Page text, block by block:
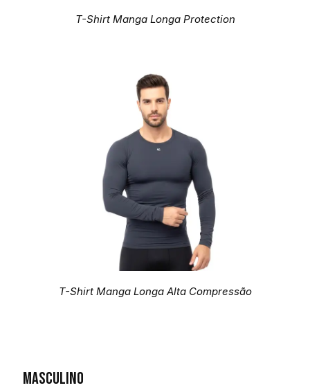
Masculino
T-Shirt Manga Longa Protection
T-Shirt Manga Longa Alta Compressão